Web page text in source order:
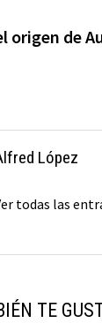
origen de
López
todas las
TE